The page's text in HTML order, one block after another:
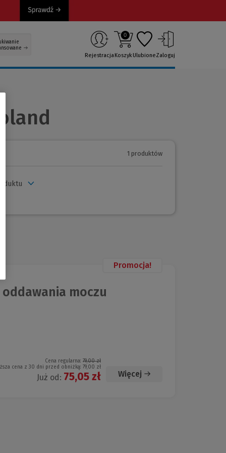
Rejestracja
0
KoszykUlubioneZaloguj
1 produktów
Promocja!
moczu
Cena regularna: 79,00 zł
cena z 30 dni przed obniżką: 79,00 zł
Już od: 75,05 zł Więcej